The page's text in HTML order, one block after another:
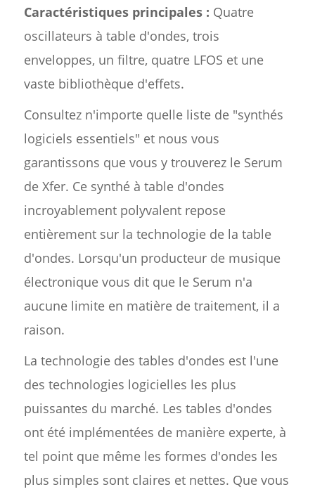
Caractéristiques principales : Quatre
oscillateurs à table d'ondes, trois
enveloppes, un filtre, quatre LFOS et une
vaste bibliothèque d'effets.
Consultez n'importe quelle liste de "synthés
logiciels essentiels" et nous vous
garantissons que vous y trouverez le Serum
de Xfer. Ce synthé à table d'ondes
incroyablement polyvalent repose
entièrement sur la technologie de la table
d'ondes. Lorsqu'un producteur de musique
électronique vous dit que le Serum n'a
aucune limite en matière de traitement, il a
raison.
La technologie des tables d'ondes est l'une
des technologies logicielles les plus
puissantes du marché. Les tables d'ondes
ont été implémentées de manière experte, à
tel point que même les formes d'ondes les
plus simples sont claires et nettes. Que vous